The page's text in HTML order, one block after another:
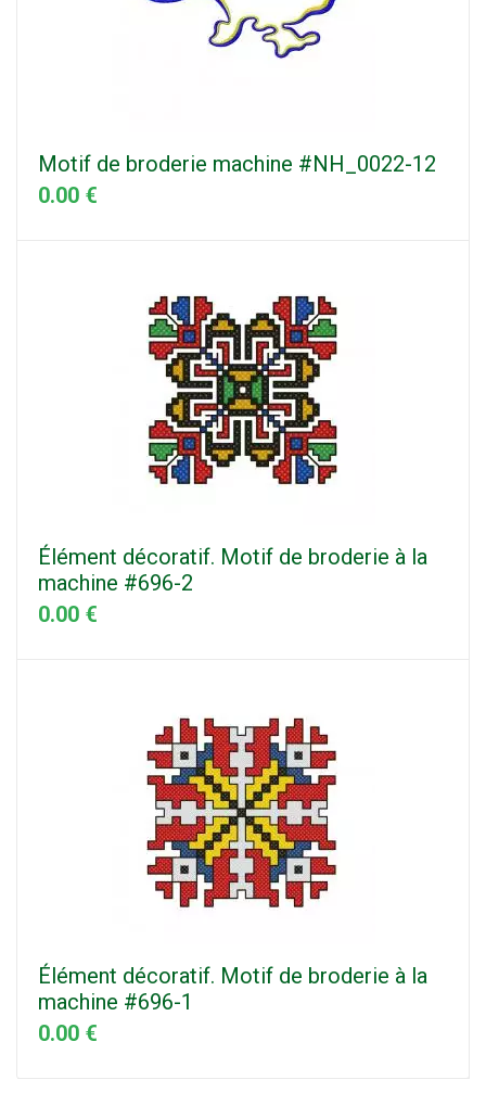
Motif de broderie machine #NH_0022-12
0.00 €
Élément décoratif. Motif de broderie à la
machine #696-2
0.00 €
Élément décoratif. Motif de broderie à la
machine #696-1
0.00 €